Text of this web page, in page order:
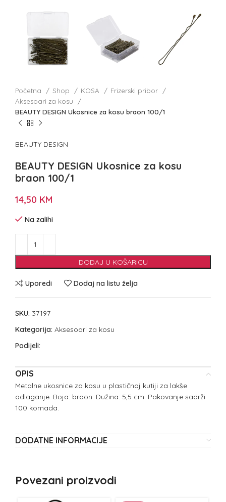
Početna Shop KOSA
Frizerski pribor
Aksesoari za kosu
BEAUTY DESIGN Ukosnice za kosu braon 100/1
BEAUTY DESIGN
BEAUTY DESIGN Ukosnice za kosu
braon 100/1
14,50 KM
Na zalihi
DODAJ U KOŠARICU
Uporedi Dodaj na listu želja
SKU: 37197
Kategorija: Aksesoari za kosu
Podijeli:
OPIS
Metalne ukosnice za kosu u plastičnoj kutiji za lakše
odlaganje. Boja: braon. Dužina: 5,5 cm. Pakovanje sadrži
100 komada.
DODATNE INFORMACIJE
Povezani proizvodi